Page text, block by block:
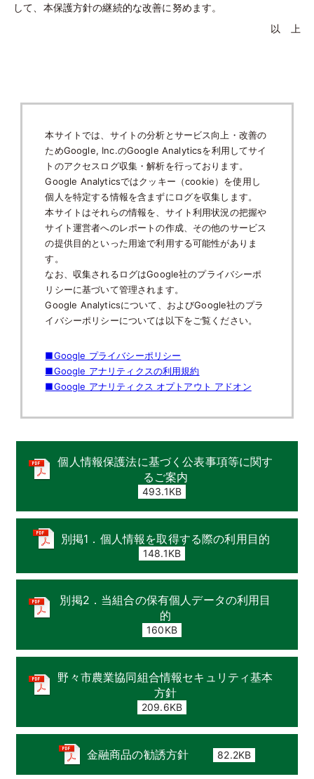
して、本保護方針の継続的な改善に努めます。
以 上
本サイトでは、サイトの分析とサービス向上・改善の
ためGoogle, Inc.のGoogle Analyticsを利用してサイ
トのアクセスログ収集・解析を行っております。
Google Analyticsではクッキー（cookie）を使用し
個人を特定する情報を含まずにログを収集します。
本サイトはそれらの情報を、サイト利用状況の把握や
サイト運営者へのレポートの作成、その他のサービス
の提供目的といった用途で利用する可能性がありま
す。
なお、収集されるログはGoogle社のプライバシーポ
リシーに基づいて管理されます。
Google Analyticsについて、およびGoogle社のプラ
イバシーポリシーについては以下をご覧ください。
■Google プライバシーポリシー
■Google アナリティクスの利用規約
■Google アナリティクス オプトアウト アドオン
個人情報保護法に基づく公表事項等に関す
るご案内
493.1KB
別掲1．個人情報を取得する際の利用目的
148.1KB
別掲2．当組合の保有個人データの利用目
的
160KB
野々市農業協同組合情報セキュリティ基本
方針
209.6KB
金融商品の勧誘方針 82.2KB